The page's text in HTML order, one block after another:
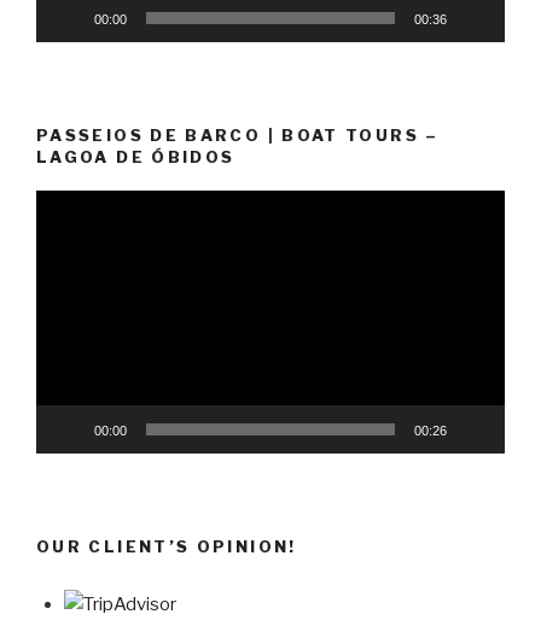
00:00 00:36
PASSEIOS DE BARCO | BOAT TOURS –
LAGOA DE ÓBIDOS
00:00 00:26
OUR CLIENT’S OPINION!